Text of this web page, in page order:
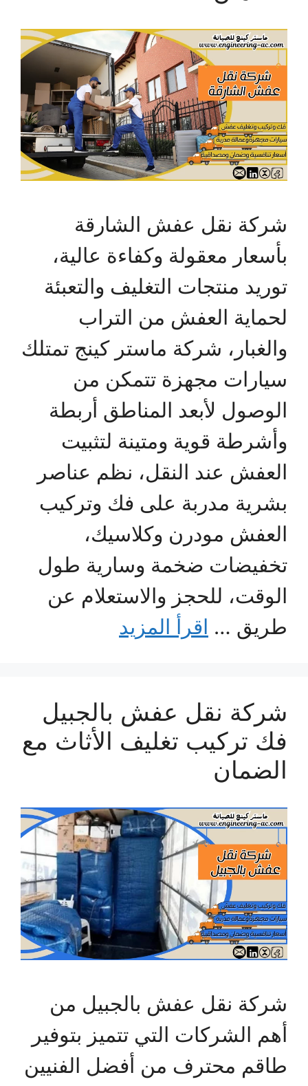
شركة نقل عفش الشارقة
بأسعار معقولة وكفاءة عالية،
توريد منتجات التغليف والتعبئة
لحماية العفش من التراب
والغبار، شركة ماستر كينج تمتلك
سيارات مجهزة تتمكن من
الوصول لأبعد المناطق أربطة
وأشرطة قوية ومتينة لتثبيت
العفش عند النقل، نظم عناصر
بشرية مدربة على فك وتركيب
العفش مودرن وكلاسيك،
تخفيضات ضخمة وسارية طول
الوقت، للحجز والاستعلام عن
طريق … اقرأ المزيد
شركة نقل عفش بالجبيل
فك تركيب تغليف الأثاث مع
الضمان
شركة نقل عفش بالجبيل من
أهم الشركات التي تتميز بتوفير
طاقم محترف من أفضل الفنيين